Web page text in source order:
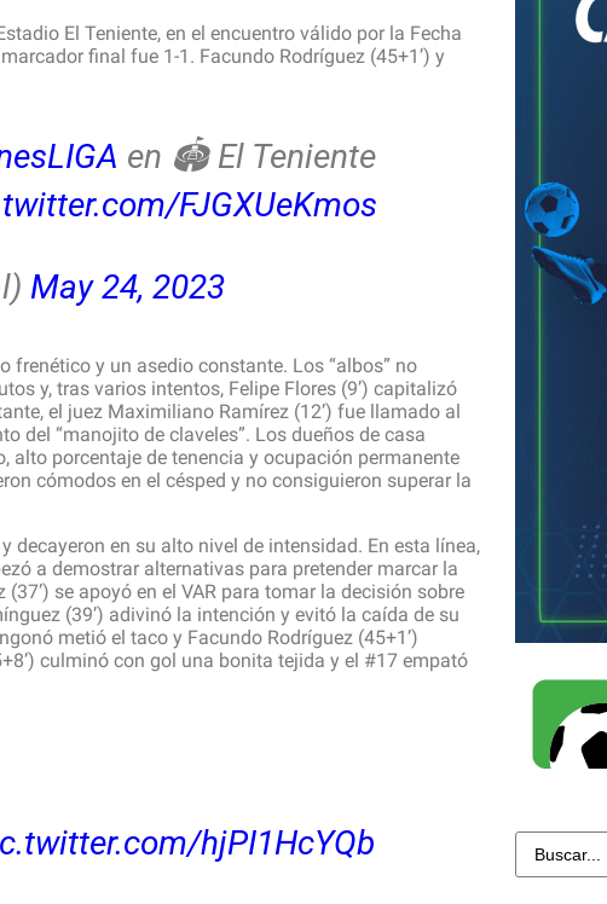
El Teniente, en el encuentro válido por la Fecha
final fue 1-1. Facundo Rodríguez (45+1’) y
en 🏟️ El Teniente
FJGXUeKmos
May 24, 2023
y un asedio constante. Los “albos” no
y, tras varios intentos, Felipe Flores (9’) capitalizó
el juez Maximiliano Ramírez (12’) fue llamado al
del “manojito de claveles”. Los dueños de casa
porcentaje de tenencia y ocupación permanente
cómodos en el césped y no consiguieron superar la
decayeron en su alto nivel de intensidad. En esta línea,
a demostrar alternativas para pretender marcar la
se apoyó en el VAR para tomar la decisión sobre
(39’) adivinó la intención y evitó la caída de su
metió el taco y Facundo Rodríguez (45+1’)
culminó con gol una bonita tejida y el #17 empató
hjPI1HcYQb